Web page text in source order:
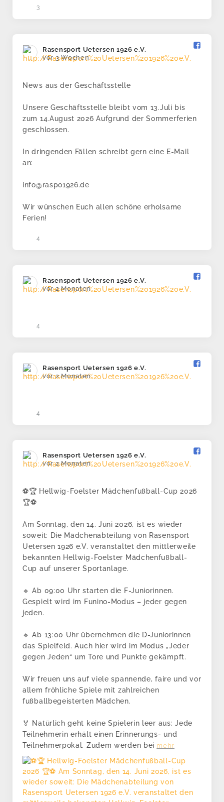
3
Rasensport Uetersen 1926 e.V.️
vor 3 Wochen
News aus der Geschäftsstelle
Unsere Geschäftsstelle bleibt vom 13.Juli bis
zum 14.August 2026 Aufgrund der Sommerferien
geschlossen.
In dringenden Fällen schreibt gern eine E-Mail
an:
info@raspo1926.de
Wir wünschen Euch allen schöne erholsame
Ferien!
4
Rasensport Uetersen 1926 e.V.️
vor 2 Monaten
4
Rasensport Uetersen 1926 e.V.️
vor 2 Monaten
4
Rasensport Uetersen 1926 e.V.️
vor 2 Monaten
⚽🏆 Hellwig-Foelster Mädchenfußball-Cup 2026
🏆⚽
Am Sonntag, den 14. Juni 2026, ist es wieder
soweit: Die Mädchenabteilung von Rasensport
Uetersen 1926 e.V. veranstaltet den mittlerweile
bekannten Hellwig-Foelster Mädchenfußball-
Cup auf unserer Sportanlage.
🔹 Ab 09:00 Uhr starten die F-Juniorinnen.
Gespielt wird im Funino-Modus – jeder gegen
jeden.
🔹 Ab 13:00 Uhr übernehmen die D-Juniorinnen
das Spielfeld. Auch hier wird im Modus „Jeder
gegen Jeden“ um Tore und Punkte gekämpft.
Wir freuen uns auf viele spannende, faire und vor
allem fröhliche Spiele mit zahlreichen
fußballbegeisterten Mädchen.
🏅 Natürlich geht keine Spielerin leer aus: Jede
Teilnehmerin erhält einen Erinnerungs- und
Teilnehmerpokal. Zudem werden bei mehr